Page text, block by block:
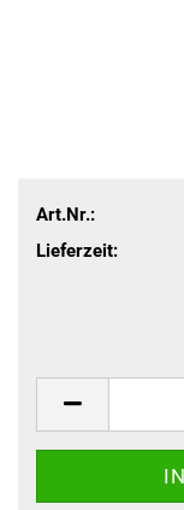
Art.Nr.:
Lieferzeit: